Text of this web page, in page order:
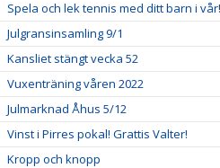
Spela och lek tennis med ditt barn i vår!
Julgransinsamling 9/1
Kansliet stängt vecka 52
Vuxenträning våren 2022
Julmarknad Åhus 5/12
Vinst i Pirres pokal! Grattis Valter!
Kropp och knopp